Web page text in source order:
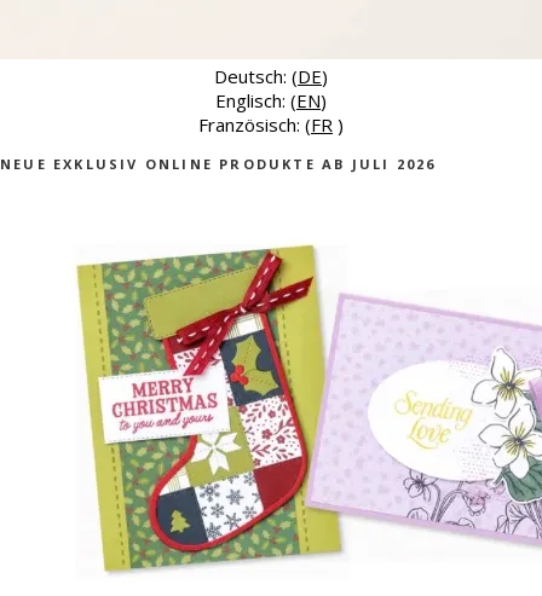
Deutsch: (DE)
Englisch: (EN)
Französisch: (FR )
NEUE EXKLUSIV ONLINE PRODUKTE AB JULI 2026